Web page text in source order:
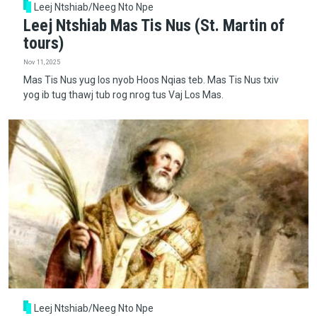
Leej Ntshiab/Neeg Nto Npe
Leej Ntshiab Mas Tis Nus (St. Martin of
tours)
Nov 11, 2025
Mas Tis Nus yug los nyob Hoos Nqias teb. Mas Tis Nus txiv
yog ib tug thawj tub rog nrog tus Vaj Los Mas.
Leej Ntshiab/Neeg Nto Npe